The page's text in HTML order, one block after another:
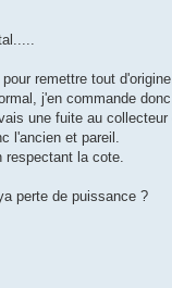
remettre tout
j'en commande
une fuite au collecteur
l'ancien et pareil.
respectant la cote.
perte de puissance ?